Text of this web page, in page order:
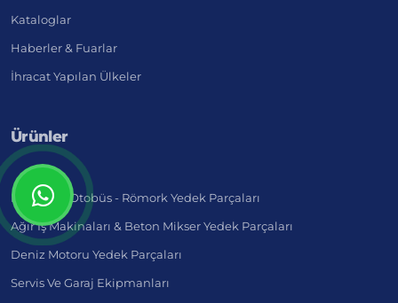
Kataloglar
Haberler & Fuarlar
İhracat Yapılan Ülkeler
Ürünler
Kamyon - Otobüs - Römork Yedek Parçaları
Ağır İş Makinaları & Beton Mikser Yedek Parçaları
Deniz Motoru Yedek Parçaları
Servis Ve Garaj Ekipmanları